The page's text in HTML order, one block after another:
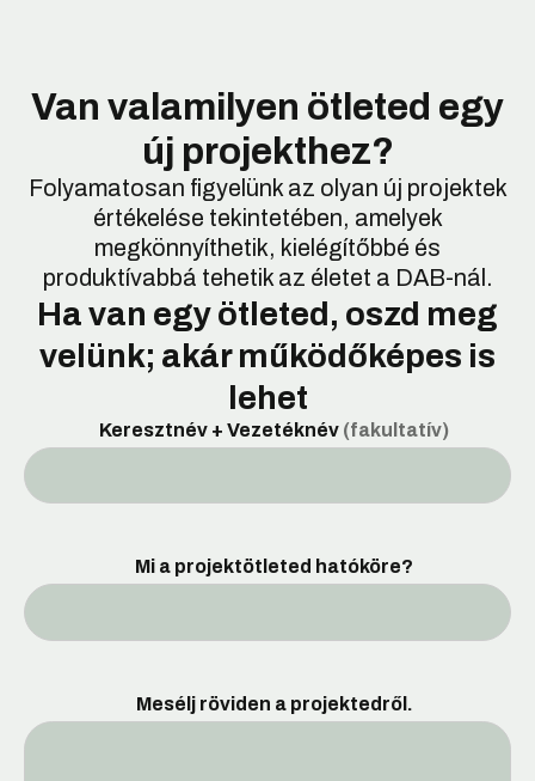
Van valamilyen ötleted egy
új projekthez?
Folyamatosan figyelünk az olyan új projektek
értékelése tekintetében, amelyek
megkönnyíthetik, kielégítőbbé és
produktívabbá tehetik az életet a DAB-nál.
Ha van egy ötleted, oszd meg
velünk; akár működőképes is
lehet
Keresztnév + Vezetéknév(fakultatív)
Mi a projektötleted hatóköre?
Mesélj röviden a projektedről.